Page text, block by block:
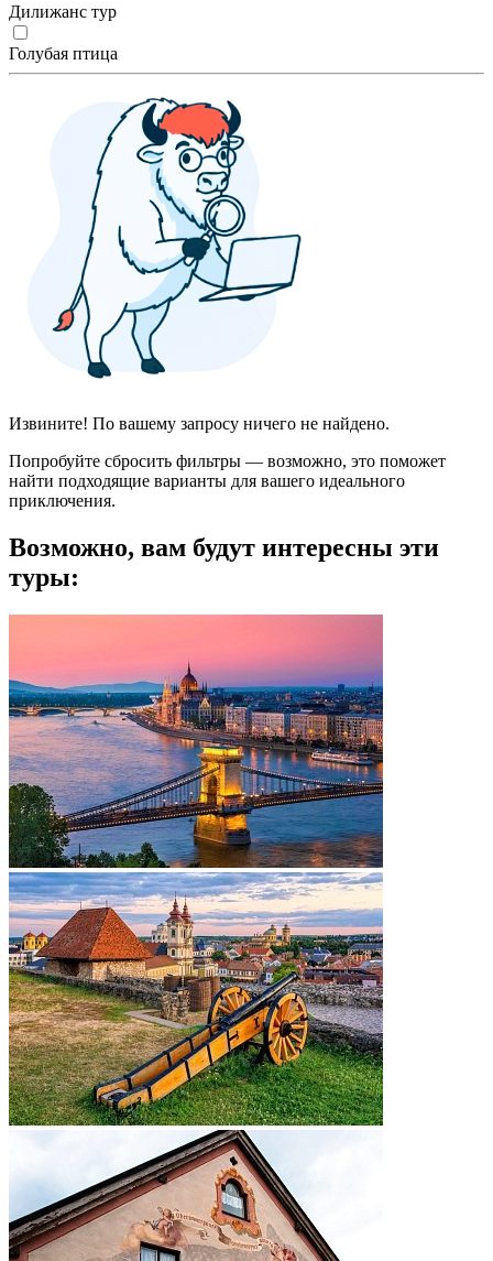
Дилижанс тур
Голубая птица
Извините! По вашему запросу ничего не найдено.
Попробуйте сбросить фильтры — возможно, это поможет
найти подходящие варианты для вашего идеального
приключения.
Возможно, вам будут интересны эти
туры: